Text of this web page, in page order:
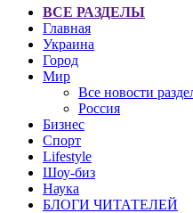
ВСЕ РАЗДЕЛЫ
Главная
Украина
Город
Мир
Все новости
Россия
Бизнес
Спорт
Lifestyle
Шоу-биз
Наука
БЛОГИ ЧИТАТЕЛЕЙ